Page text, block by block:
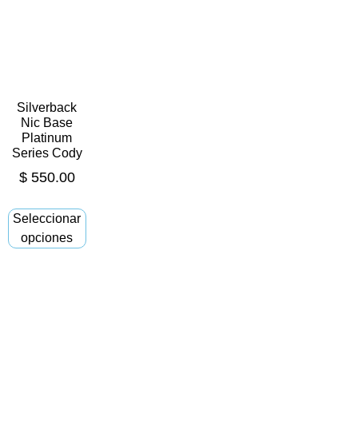
Silverback
Nic Base
Platinum
Series Cody
$550.00
Seleccionar
opciones